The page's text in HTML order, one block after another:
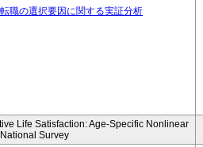
職の選択要因に関する実証分析
Life Satisfaction: Age-Specific Nonlinear
Survey